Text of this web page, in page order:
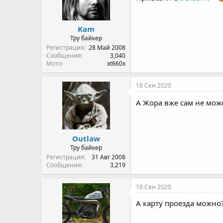
Kam
Тру байкер
Регистрация 28 Май 2008
Сообщения
3,040
Мото
xt660x
Outlaw
Тру байкер
Регистрация
31 Авг 2008
Сообщения
3,219
18 Сен 2020
А Жора вже сам не
18 Сен 2020
А карту проезда